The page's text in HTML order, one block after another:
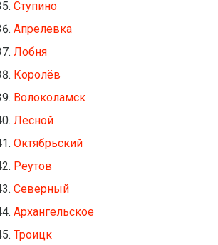
Ступино
Апрелевка
Лобня
Королёв
Волоколамск
Лесной
Октябрьский
Реутов
Северный
Архангельское
Троицк